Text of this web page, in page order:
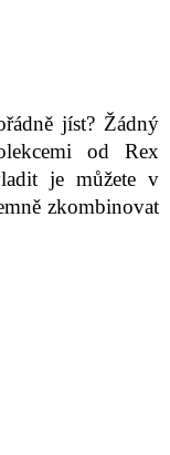
jíst? Žádný
od Rex
je můžete v
zkombinovat